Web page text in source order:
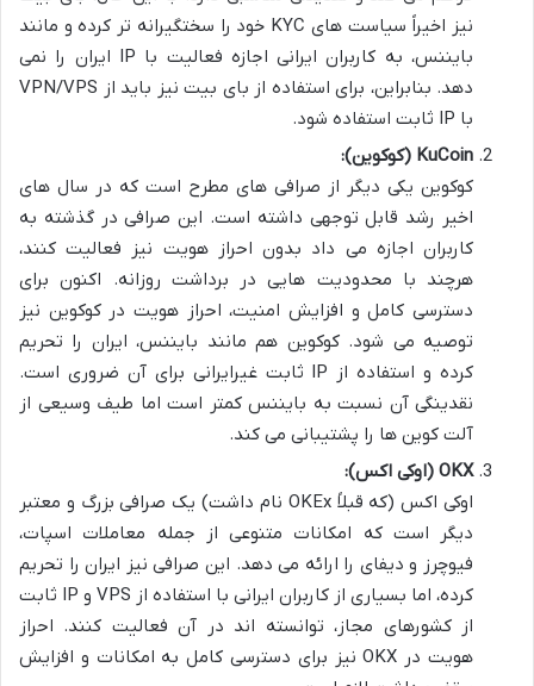
نیز اخیراً سیاست های KYC خود را سختگیرانه تر کرده و مانند
بایننس، به کاربران ایرانی اجازه فعالیت با IP ایران را نمی
دهد. بنابراین، برای استفاده از بای بیت نیز باید از VPN/VPS
با IP ثابت استفاده شود.
KuCoin (کوکوین):
کوکوین یکی دیگر از صرافی های مطرح است که در سال های
اخیر رشد قابل توجهی داشته است. این صرافی در گذشته به
کاربران اجازه می داد بدون احراز هویت نیز فعالیت کنند،
هرچند با محدودیت هایی در برداشت روزانه. اکنون برای
دسترسی کامل و افزایش امنیت، احراز هویت در کوکوین نیز
توصیه می شود. کوکوین هم مانند بایننس، ایران را تحریم
کرده و استفاده از IP ثابت غیرایرانی برای آن ضروری است.
نقدینگی آن نسبت به بایننس کمتر است اما طیف وسیعی از
آلت کوین ها را پشتیبانی می کند.
OKX (اوکی اکس):
اوکی اکس (که قبلاً OKEx نام داشت) یک صرافی بزرگ و معتبر
دیگر است که امکانات متنوعی از جمله معاملات اسپات،
فیوچرز و دیفای را ارائه می دهد. این صرافی نیز ایران را تحریم
کرده، اما بسیاری از کاربران ایرانی با استفاده از VPS و IP ثابت
از کشورهای مجاز، توانسته اند در آن فعالیت کنند. احراز
هویت در OKX نیز برای دسترسی کامل به امکانات و افزایش